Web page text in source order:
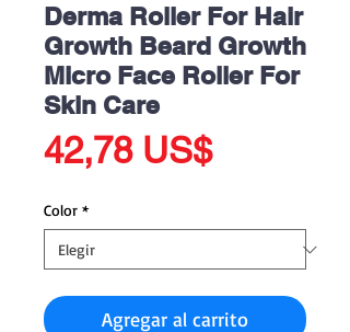
Derma Roller For Hair
Growth Beard Growth
Micro Face Roller For
Skin Care
42,78 US$Precio
Color *
Agregar al carrito